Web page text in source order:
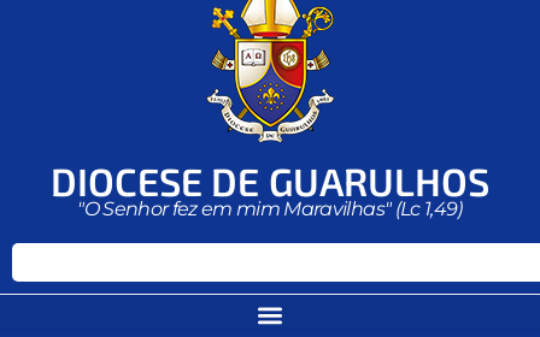
DIOCESE DE GUARULHOS
"O Senhor fez em mim Maravilhas" (Lc 1,49)